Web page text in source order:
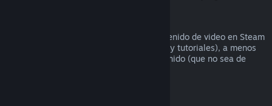
No podemos ofrecer reembolsos por contenido de video en Steam
(p. ej., películas, cortos, series, episodios y tutoriales), a menos
que el video venga en lote con otro contenido (que no sea de